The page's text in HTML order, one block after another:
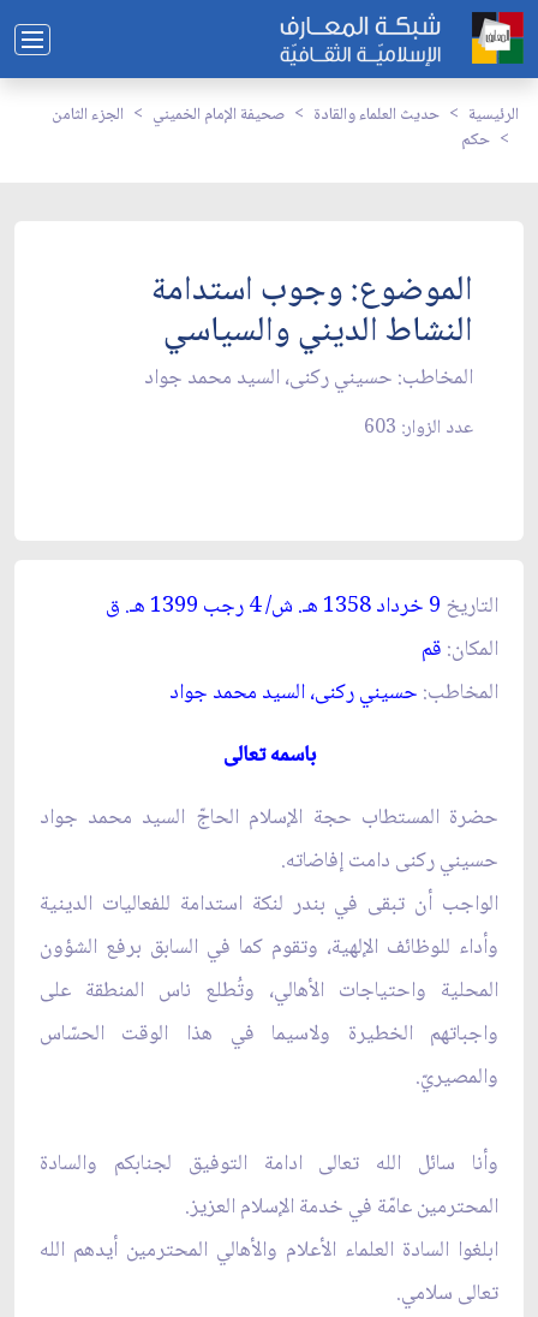
الرئيسية حديث العلماء والقادة صحيفة الإمام الخميني
الجزء الثامن
حكم
الموضوع: وجوب استدامة
النشاط الديني والسياسي‏
المخاطب: حسيني ركنى، السيد محمد جواد
عدد الزوار: 603
التاريخ 9 خرداد 1358 هـ. ش/ 4 رجب 1399 هـ. ق‏
المكان: قم‏
المخاطب: حسيني ركنى، السيد محمد جواد
باسمه تعالى‏
حضرة المستطاب حجة الإسلام الحاجّ السيد محمد جواد
حسيني ركنى دامت إفاضاته.
الواجب أن تبقى في بندر لنكة استدامة للفعاليات الدينية
وأداء للوظائف الإلهية، وتقوم كما في السابق برفع الشؤون
المحلية واحتياجات الأهالي، وتُطلع ناس المنطقة على
واجباتهم الخطيرة ولاسيما في هذا الوقت الحسّاس
والمصيريّ.
وأنا سائل الله تعالى ادامة التوفيق لجنابكم والسادة
المحترمين عامّة في خدمة الإسلام العزيز.
ابلغوا السادة العلماء الأعلام والأهالي المحترمين أيدهم الله
تعالى سلامي.